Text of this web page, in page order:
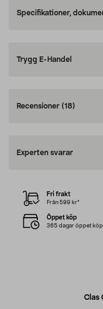
Specifikationer,
Trygg E-Handel
Recensioner (18)
Experten svarar
Clas
Fri frakt
Från 599 kr*
Öppet köp
365 dagar öppet köp